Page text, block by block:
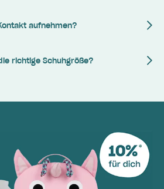
aufnehmen?
richtige Schuhgröße?